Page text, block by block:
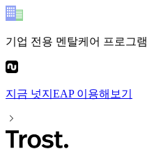
기업 전용 멘탈케어 프로그램
지금 넛지EAP이용해보기